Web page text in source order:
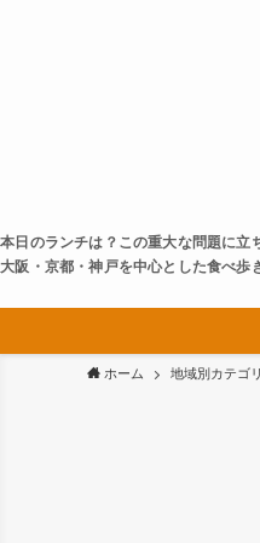
本日のランチは？この重大な問題に立
大阪・京都・神戸を中心とした食べ歩
ホーム 地域別カテゴ